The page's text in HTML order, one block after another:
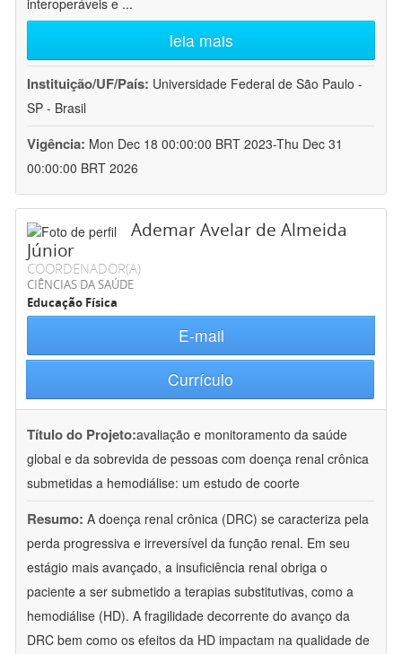
interoperáveis e ...
leia mais
Instituição/UF/País: Universidade Federal de São Paulo -
SP - Brasil
Vigência: Mon Dec 18 00:00:00 BRT 2023-Thu Dec 31
00:00:00 BRT 2026
Ademar Avelar de Almeida
Júnior
COORDENADOR(A)
CIÊNCIAS DA SAÚDE
Educação Física
E-mail
Currículo
Título do Projeto:avaliação e monitoramento da saúde
global e da sobrevida de pessoas com doença renal crônica
submetidas a hemodiálise: um estudo de coorte
Resumo: A doença renal crônica (DRC) se caracteriza pela
perda progressiva e irreversível da função renal. Em seu
estágio mais avançado, a insuficiência renal obriga o
paciente a ser submetido a terapias substitutivas, como a
hemodiálise (HD). A fragilidade decorrente do avanço da
DRC bem como os efeitos da HD impactam na qualidade de